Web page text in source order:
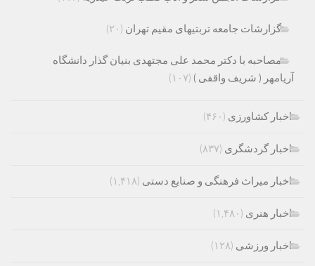
گزارشات جامعه تربتیهای مقیم تهران (۲۰)
مصاحبه با دکتر محمد علی مجتهدی بنیان گذار دانشگاه
آریامهر ( شریف واقفی ) (۱۰۷)
اخبار کشاورزی (۴۶۰)
اخبار گردشگری (۸۳۷)
اخبار میراث فرهنگی و صنایع دستی (۱,۴۱۸)
اخبار هنری (۱,۴۸۰)
اخبار ورزشی (۱۲۸)